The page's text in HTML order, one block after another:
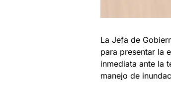
La Jefa de
para presentar la
inmediata ante la
manejo de